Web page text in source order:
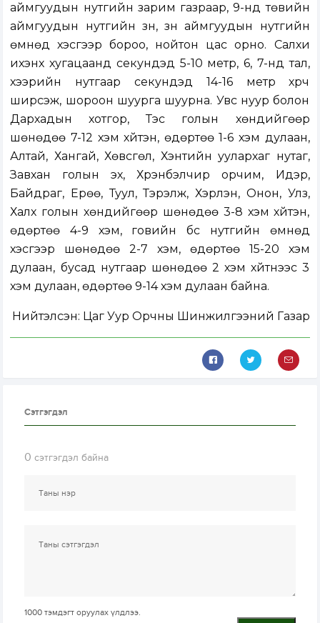
аймгуудын нутгийн зарим газраар, 9-нд төвийн
аймгуудын нутгийн зүүн, зүүн аймгуудын нутгийн
өмнөд хэсгээр бороо, нойтон цас орно. Салхи
ихэнх хугацаанд секундэд 5-10 метр, 6, 7-нд тал,
хээрийн нутгаар секундэд 14-16 метр хүрч
ширүүсэж, шороон шуурга шуурна. Увс нуур болон
Дархадын хотгор, Тэс голын хөндийгөөр
шөнөдөө 7-12 хэм хүйтэн, өдөртөө 1-6 хэм дулаан,
Алтай, Хангай, Хөвсгөл, Хэнтийн уулархаг нутаг,
Завхан голын эх, Хүрэнбэлчир орчим, Идэр,
Байдраг, Ерөө, Туул, Тэрэлж, Хэрлэн, Онон, Улз,
Халх голын хөндийгөөр шөнөдөө 3-8 хэм хүйтэн,
өдөртөө 4-9 хэм, говийн бүс нутгийн өмнөд
хэсгээр шөнөдөө 2-7 хэм, өдөртөө 15-20 хэм
дулаан, бусад нутгаар шөнөдөө 2 хэм хүйтнээс 3
хэм дулаан, өдөртөө 9-14 хэм дулаан байна.
Нийтэлсэн: Цаг Уур Орчны Шинжилгээний Газар
Сэтгэгдэл
0 сэтгэгдэл байна
1000 тэмдэгт оруулах үлдлээ.